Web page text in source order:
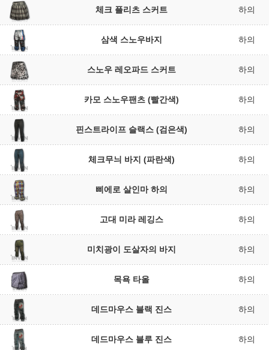
체크 플리츠 스커트 하의
삼색 스노우바지 하의
스노우 레오파드 스커트 하의
카모 스노우팬츠 (빨간색) 하의
핀스트라이프 슬랙스 (검은색) 하의
체크무늬 바지 (파란색) 하의
삐에로 살인마 하의 하의
고대 미라 레깅스 하의
미치광이 도살자의 바지 하의
목욕 타올 하의
데드마우스 블랙 진스 하의
데드마우스 블루 진스 하의